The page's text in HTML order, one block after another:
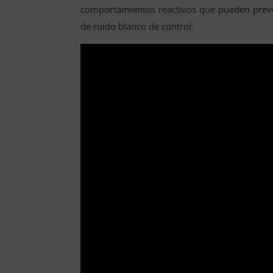
comportamientos reactivos que pueden
de ruido blanco de control.